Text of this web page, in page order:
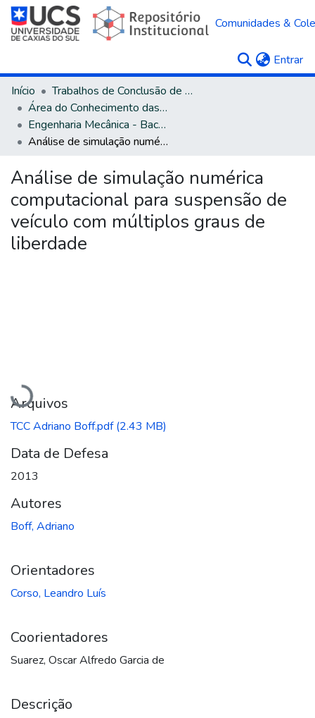
Comunidades &
Entrar
Início
Trabalhos de Conclusão de Curso
Área do Conhecimento das Engenharias
Engenharia Mecânica - Bacharelado
Análise de simulação numérica computacional para suspensão de veículo com múltiplos graus de liberdade
Análise de simulação numérica
computacional para suspensão de
veículo com múltiplos graus de
liberdade
Carregando...
Arquivos
TCC Adriano Boff.pdf(2.43 MB)
Data de Defesa
2013
Autores
Boff, Adriano
Orientadores
Corso, Leandro Luís
Coorientadores
Suarez, Oscar Alfredo Garcia de
Descrição